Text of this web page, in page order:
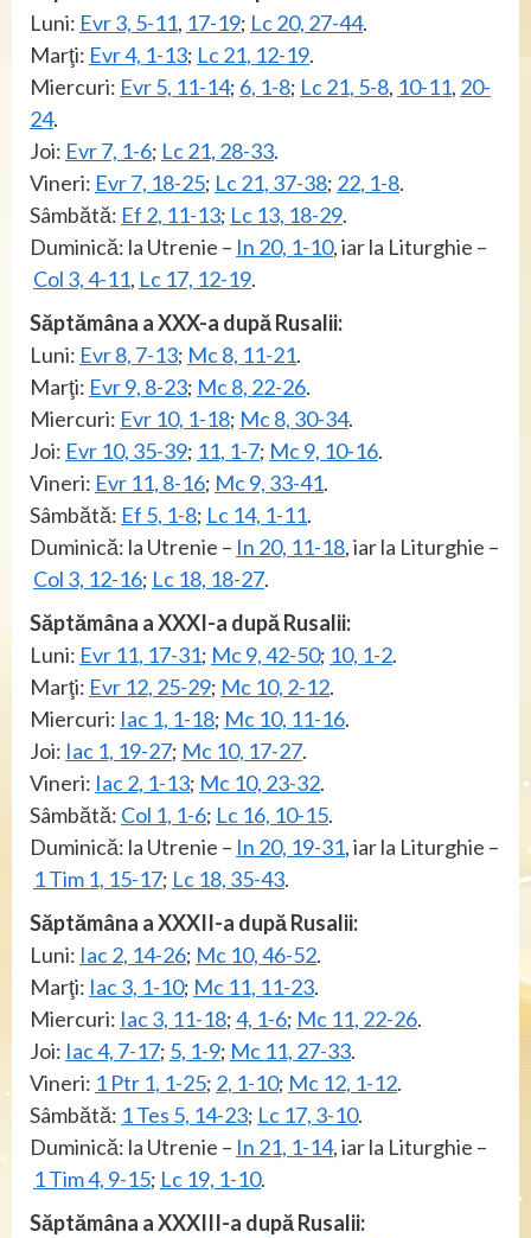
Luni: Evr 3, 5-11, 17-19; Lc 20, 27-44.
Marţi: Evr 4, 1-13; Lc 21, 12-19.
Miercuri: Evr 5, 11-14; 6, 1-8; Lc 21, 5-8, 10-11, 20-
24.
Joi: Evr 7, 1-6; Lc 21, 28-33.
Vineri: Evr 7, 18-25; Lc 21, 37-38; 22, 1-8.
Sâmbătă: Ef 2, 11-13; Lc 13, 18-29.
Duminică: la Utrenie – In 20, 1-10, iar la Liturghie –
Col 3, 4-11, Lc 17, 12-19.
Săptămâna a XXX-a după Rusalii:
Luni: Evr 8, 7-13; Mc 8, 11-21.
Marţi: Evr 9, 8-23; Mc 8, 22-26.
Miercuri: Evr 10, 1-18; Mc 8, 30-34.
Joi: Evr 10, 35-39; 11, 1-7; Mc 9, 10-16.
Vineri: Evr 11, 8-16; Mc 9, 33-41.
Sâmbătă: Ef 5, 1-8; Lc 14, 1-11.
Duminică: la Utrenie – In 20, 11-18, iar la Liturghie –
Col 3, 12-16; Lc 18, 18-27.
Săptămâna a XXXI-a după Rusalii:
Luni: Evr 11, 17-31; Mc 9, 42-50; 10, 1-2.
Marţi: Evr 12, 25-29; Mc 10, 2-12.
Miercuri: Iac 1, 1-18; Mc 10, 11-16.
Joi: Iac 1, 19-27; Mc 10, 17-27.
Vineri: Iac 2, 1-13; Mc 10, 23-32.
Sâmbătă: Col 1, 1-6; Lc 16, 10-15.
Duminică: la Utrenie – In 20, 19-31, iar la Liturghie –
1 Tim 1, 15-17; Lc 18, 35-43.
Săptămâna a XXXII-a după Rusalii:
Luni: Iac 2, 14-26; Mc 10, 46-52.
Marţi: Iac 3, 1-10; Mc 11, 11-23.
Miercuri: Iac 3, 11-18;4, 1-6; Mc 11, 22-26.
Joi: Iac 4, 7-17; 5, 1-9; Mc 11, 27-33.
Vineri: 1 Ptr 1, 1-25; 2, 1-10; Mc 12, 1-12.
Sâmbătă: 1 Tes 5, 14-23; Lc 17, 3-10.
Duminică: la Utrenie – In 21, 1-14, iar la Liturghie –
1 Tim 4, 9-15; Lc 19, 1-10.
Săptămâna a XXXIII-a după Rusalii: